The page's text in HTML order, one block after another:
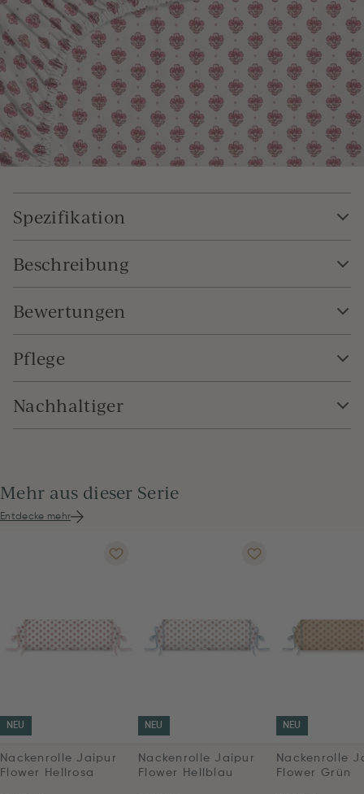
Spezifikation
Beschreibung
Bewertungen
Pflege
Nachhaltiger
Mehr aus dieser Serie
Entdecke mehr
NEU
Nackenrolle Jaipur
Flower Hellrosa
NEU
Nackenrolle Jaipur
Flower Hellblau
NEU
Nackenrolle
Flower Grün